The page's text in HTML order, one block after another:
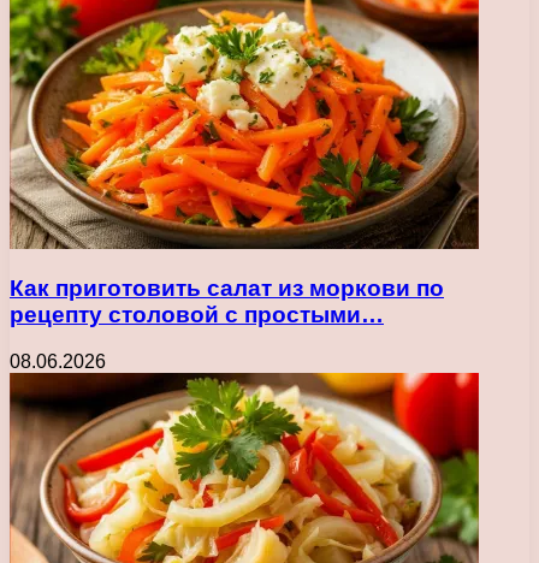
Как приготовить салат из моркови по
рецепту столовой с простыми…
08.06.2026